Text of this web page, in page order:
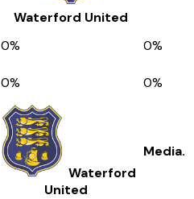
Waterford United
0% 0%
0% 0%
Waterford
United
Media.